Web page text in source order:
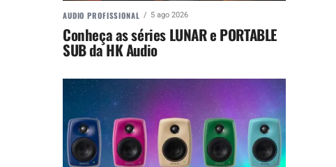
AUDIO PROFISSIONAL 5 ago 2026
Conheça as séries LUNAR e PORTABLE
SUB da HK Audio